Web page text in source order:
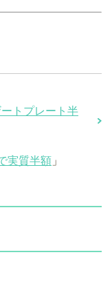
トプレート半
実質半額 」